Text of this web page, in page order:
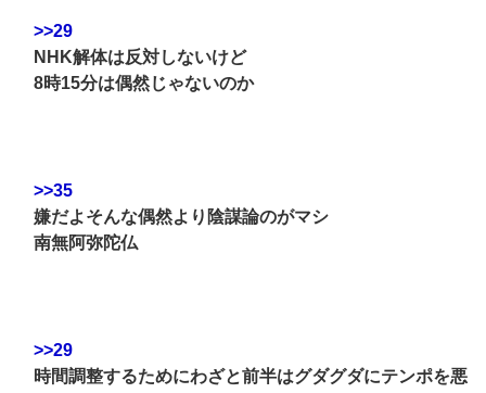
>>29
NHK解体は反対しないけど
8時15分は偶然じゃないのか
>>35
嫌だよそんな偶然より陰謀論のがマシ
南無阿弥陀仏
>>29
時間調整するためにわざと前半はグダグダにテンポを悪